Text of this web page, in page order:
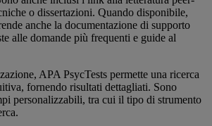
o dissertazioni. Quando disponibile,
anche la documentazione di supporto
alle domande più frequenti e guide al
APA PsycTests permette una ricerca
fornendo risultati dettagliati. Sono
personalizzabili, tra cui il tipo di strumento